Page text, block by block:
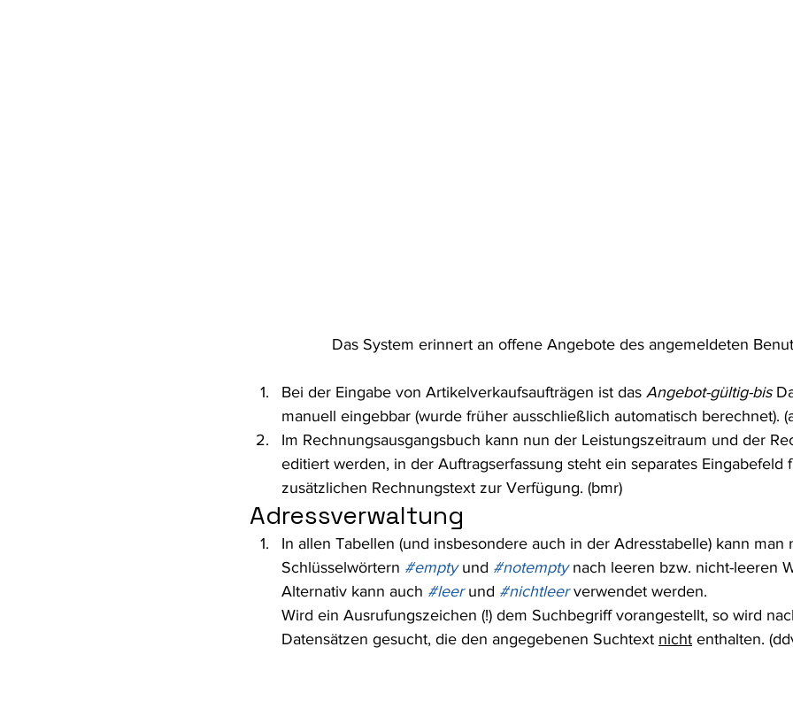
Das System erinnert an offene Angebote des angemeldeten
Bei der Eingabe von Artikelverkaufsaufträgen ist das Angebot-gültig-bis
manuell eingebbar (wurde früher ausschließlich automatisch berechnet).
Im Rechnungsausgangsbuch kann nun der Leistungszeitraum und der
editiert werden, in der Auftragserfassung steht ein separates Eingabefeld
zusätzlichen Rechnungstext zur Verfügung. (bmr)
Adressverwaltung
In allen Tabellen (und insbesondere auch in der Adresstabelle) kann man
Schlüsselwörtern #empty und #notempty nach leeren bzw. nicht-leeren
Alternativ kann auch #leer und #nichtleer verwendet werden.
Wird ein Ausrufungszeichen (!) dem Suchbegriff vorangestellt, so wird
Datensätzen gesucht, die den angegebenen Suchtext nicht enthalten.